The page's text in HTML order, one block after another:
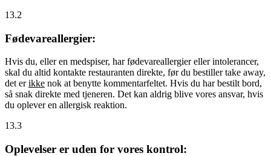
13.2
Fødevareallergier:
Hvis du, eller en medspiser, har fødevareallergier eller intolerancer,
skal du altid kontakte restauranten direkte, før du bestiller take away,
det erikke nok at benytte kommentarfeltet. Hvis du har bestilt bord,
så snak direkte med tjeneren. Det kan aldrig blive vores ansvar, hvis
du oplever en allergisk reaktion.
13.3
Oplevelser er uden for vores kontrol: